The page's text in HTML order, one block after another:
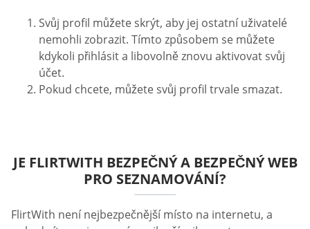
Svůj profil můžete skrýt, aby jej ostatní uživatelé
nemohli zobrazit. Tímto způsobem se můžete
kdykoli přihlásit a libovolně znovu aktivovat svůj
účet.
Pokud chcete, můžete svůj profil trvale smazat.
JE FLIRTWITH BEZPEČNÝ A BEZPEČNÝ WEB
PRO SEZNAMOVÁNÍ?
FlirtWith není nejbezpečnější místo na internetu, a